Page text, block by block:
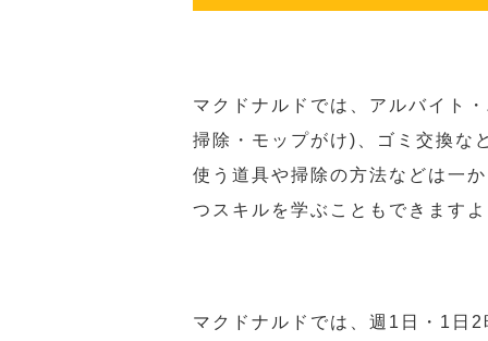
マクドナルドでは、アルバイト
掃除・モップがけ)、ゴミ交換な
使う道具や掃除の方法などは一
つスキルを学ぶこともできます
マクドナルドでは、週1日・1日